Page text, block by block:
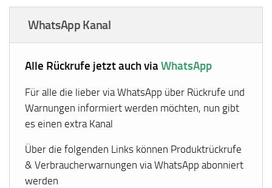
WhatsApp Kanal
Alle Rückrufe jetzt auch viaWhatsApp
Für alle die lieber via WhatsApp über Rückrufe und
Warnungen informiert werden möchten, nun gibt
es einen extra Kanal
Über die folgenden Links können Produktrückrufe
& Verbraucherwarnungen via WhatsApp abonniert
werden